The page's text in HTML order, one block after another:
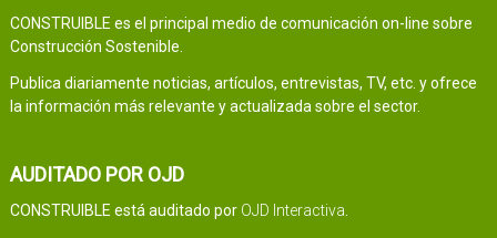
CONSTRUIBLE es el principal medio de comunicación on-line sobre
Construcción Sostenible.
Publica diariamente noticias, artículos, entrevistas, TV, etc. y ofrece
la información más relevante y actualizada sobre el sector.
AUDITADO POR OJD
CONSTRUIBLE está auditado por OJD Interactiva